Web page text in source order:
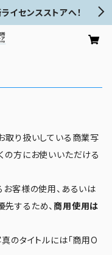
イセンスストアへ！
取り扱いしている商業写
の方にお使いいただける
お客様の使用、あるいは
するため、商用使用は
のタイトルには「商用O